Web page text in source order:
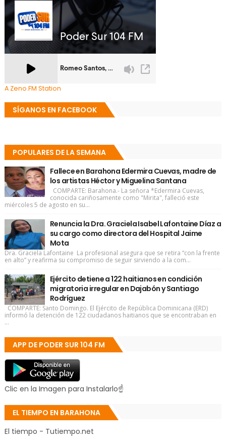
A Zeno.FM Station
SÍGANOS EN FACEBOOK
POPULARES DE LA SEMANA
Fallece en Barahona Edermira Cuevas, madre de
los artistas Héctor y Miguelina Santana
COMPARTE: Barahona.- La señora *Edermira Cuevas,
conocida cariñosamente como "Mirita", falleció este
miércoles 5 de agosto en su...
Renuncia la Dra. Graciela Isabel Lafontaine Díaz a
su cargo como directora del Hospital Jaime
Mota
Dra. Graciela Lafontaine La profesional asegura que se retira “con la frente
en alto” y reafirma su compromiso de seguir sirviendo a la com...
Ejército detiene a 122 haitianos en condición
migratoria irregular en Dajabón y Santiago
Rodríguez
COMPARTE: Santo Domingo. El Ejército de República Dominicana (ERD)
informó la detención de 122 ciudadanos haitianos que se encontraban en
...
APP DE PODER SUR 104 FM
Clic en la Imagen para Instalarlo☝
EL TIEMPO EN BARAHONA
El tiempo - Tutiempo.net